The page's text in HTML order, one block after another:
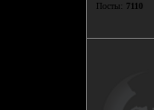
Посты: 7110